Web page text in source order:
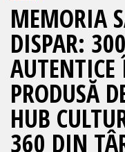
MEMORIA
DISPAR:
PRODUSĂ
HUB
360 DIN